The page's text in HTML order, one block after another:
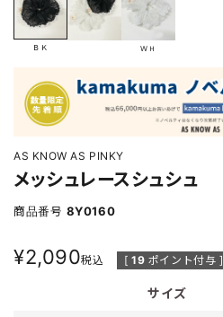
ＢＫ ＷＨ
AS KNOW AS PINKY
メッシュレースシュシュ
商品番号 8Y0160
¥2,090税込 [ 19 ポイント付与 ]
サイズ